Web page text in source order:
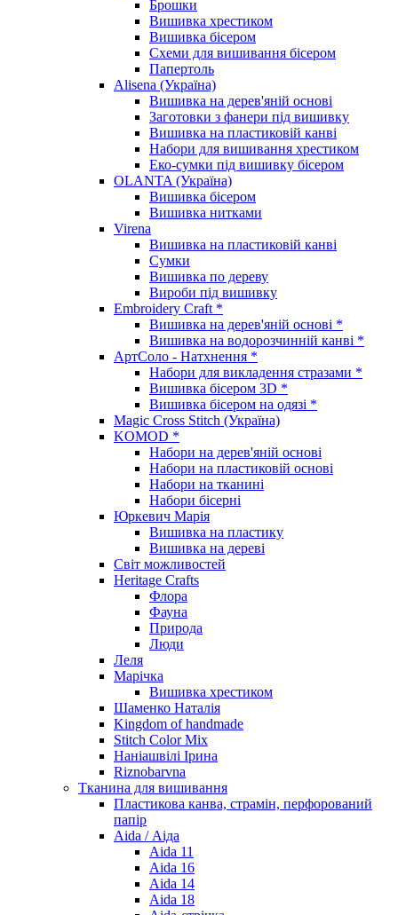
Брошки
Вишивка хрестиком
Вишивка бісером
Схеми для вишивання бісером
Папертоль
Alisena (Україна)
Вишивка на дерев'яній основі
Заготовки з фанери під вишивку
Вишивка на пластиковій канві
Набори для вишивання хрестиком
Еко-сумки під вишивку бісером
OLANTA (Україна)
Вишивка бісером
Вишивка нитками
Virena
Вишивка на пластиковій канві
Сумки
Вишивка по дереву
Вироби під вишивку
Embroidery Craft *
Вишивка на дерев'яній основі *
Вишивка на водорозчинній канві *
АртСоло - Натхнення *
Набори для викладення стразами *
Вишивка бісером 3D *
Вишивка бісером на одязі *
Magic Cross Stitch (Україна)
KOMOD *
Набори на дерев'яній основі
Набори на пластиковій основі
Набори на тканині
Набори бісерні
Юркевич Марія
Вишивка на пластику
Вишивка на дереві
Світ можливостей
Heritage Crafts
Флора
Фауна
Природа
Люди
Леля
Марічка
Вишивка хрестиком
Шаменко Наталія
Kingdom of handmade
Stitch Color Mix
Наніашвілі Ірина
Riznobarvna
Тканина для вишивання
Пластикова канва, страмін, перфорований
папір
Aida / Аіда
Aida 11
Aida 16
Aida 14
Aida 18